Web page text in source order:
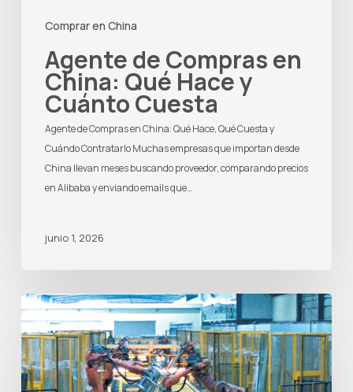
Comprar en China
Agente de Compras en
China: Qué Hace y
Cuánto Cuesta
Agente de Compras en China: Qué Hace, Qué Cuesta y
Cuándo Contratarlo Muchas empresas que importan desde
China llevan meses buscando proveedor, comparando precios
en Alibaba y enviando emails que…
junio 1, 2026
Cómo
Importar
Maquinaria
Industrial
desde